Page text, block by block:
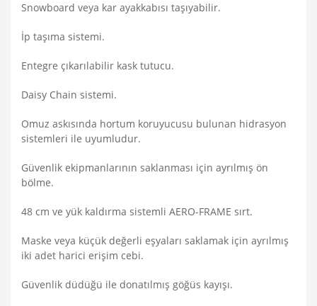
Snowboard veya kar ayakkabısı taşıyabilir.
İp taşıma sistemi.
Entegre çıkarılabilir kask tutucu.
Daisy Chain sistemi.
Omuz askısında hortum koruyucusu bulunan hidrasyon
sistemleri ile uyumludur.
Güvenlik ekipmanlarının saklanması için ayrılmış ön
bölme.
48 cm ve yük kaldırma sistemli AERO-FRAME sırt.
Maske veya küçük değerli eşyaları saklamak için ayrılmış
iki adet harici erişim cebi.
Güvenlik düdüğü ile donatılmış göğüs kayışı.